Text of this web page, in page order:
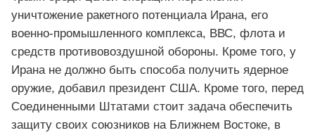
уничтожение ракетного потенциала Ирана, его
военно-промышленного комплекса, ВВС, флота и
средств противовоздушной обороны. Кроме того, у
Ирана не должно быть способа получить ядерное
оружие, добавил президент США. Кроме того, перед
Соединенными Штатами стоит задача обеспечить
защиту своих союзников на Ближнем Востоке, в